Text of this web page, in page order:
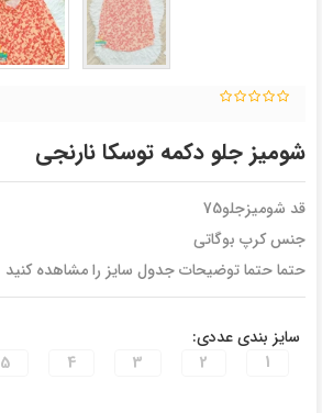
شومیز جلو دکمه توسکا نارنجی
قد شومیزجلو75
جنس کرپ بوگاتی
حتما حتما توضیحات جدول سایز را مشاهده کنید
سایز بندی عددی:
1
2
3
4
5